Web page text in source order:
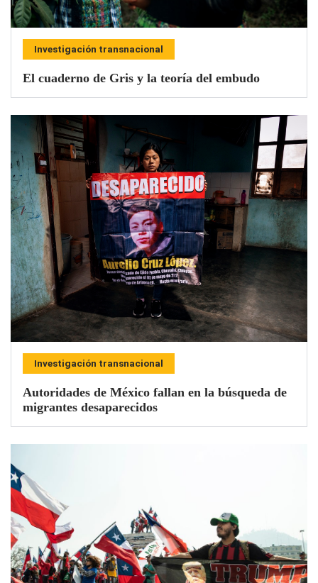
Investigación transnacional
El cuaderno de Gris y la teoría del embudo
Investigación transnacional
Autoridades de México fallan en la búsqueda de
migrantes desaparecidos